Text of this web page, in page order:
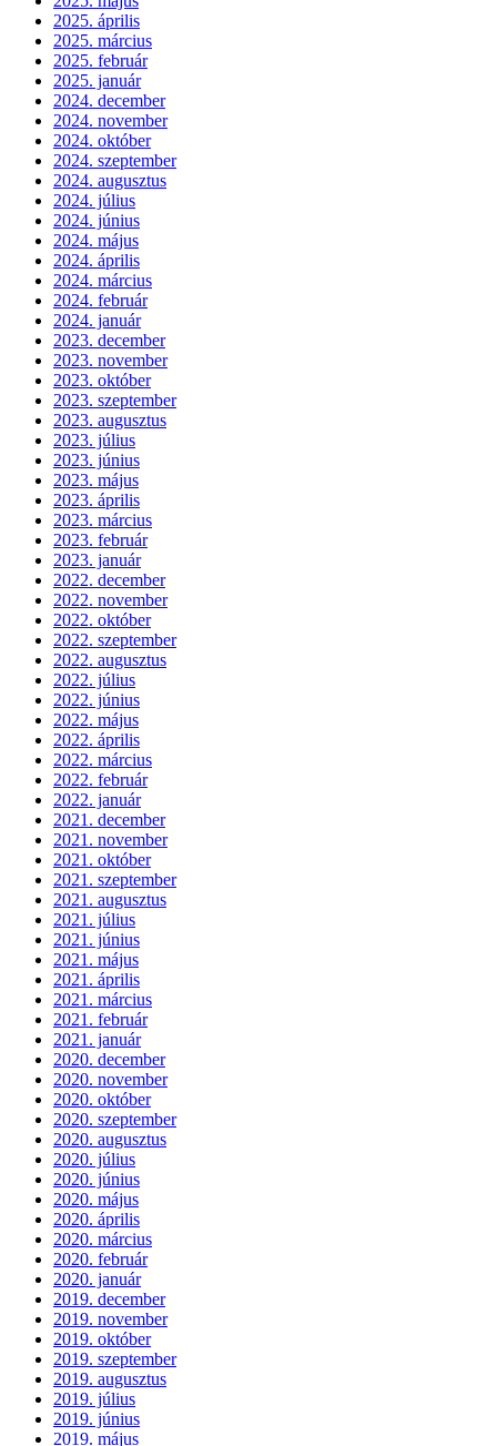
2025. április
2025. március
2025. február
2025. január
2024. december
2024. november
2024. október
2024. szeptember
2024. augusztus
2024. július
2024. június
2024. május
2024. április
2024. március
2024. február
2024. január
2023. december
2023. november
2023. október
2023. szeptember
2023. augusztus
2023. július
2023. június
2023. május
2023. április
2023. március
2023. február
2023. január
2022. december
2022. november
2022. október
2022. szeptember
2022. augusztus
2022. július
2022. június
2022. május
2022. április
2022. március
2022. február
2022. január
2021. december
2021. november
2021. október
2021. szeptember
2021. augusztus
2021. július
2021. június
2021. május
2021. április
2021. március
2021. február
2021. január
2020. december
2020. november
2020. október
2020. szeptember
2020. augusztus
2020. július
2020. június
2020. május
2020. április
2020. március
2020. február
2020. január
2019. december
2019. november
2019. október
2019. szeptember
2019. augusztus
2019. július
2019. június
2019. május